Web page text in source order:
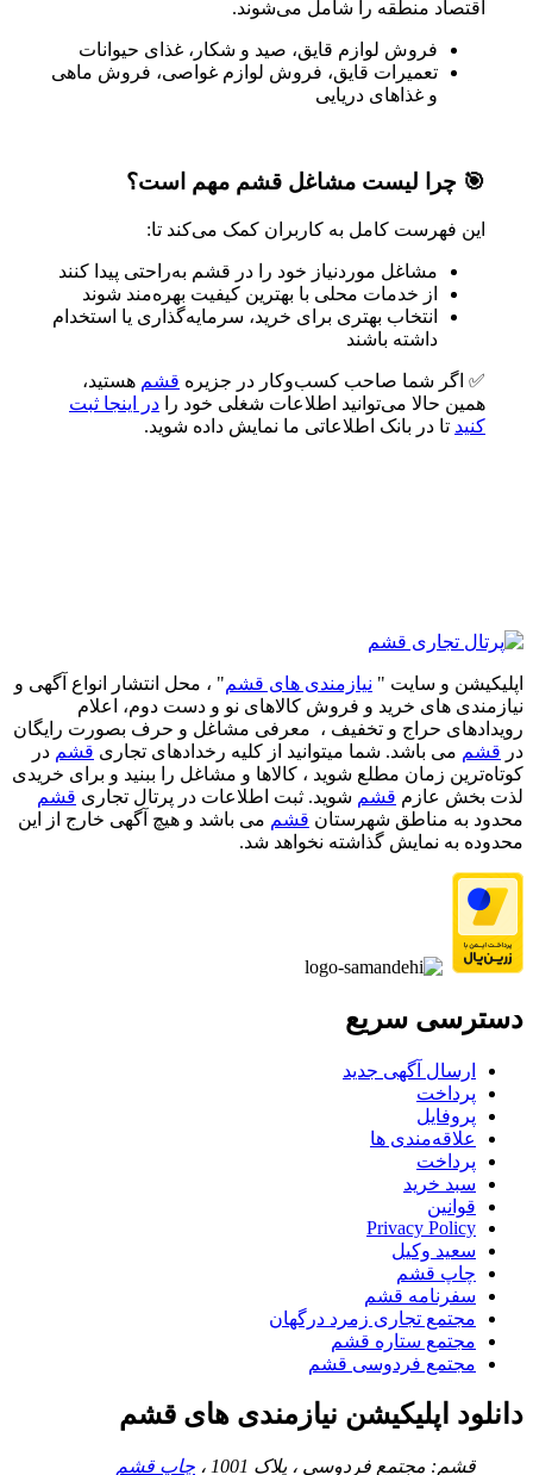
اقتصاد منطقه را شامل می‌شوند.
فروش لوازم قایق، صید و شکار، غذای حیوانات
تعمیرات قایق، فروش لوازم غواصی، فروش ماهی
و غذاهای دریایی
🎯 چرا لیست مشاغل قشم مهم است؟
این فهرست کامل به کاربران کمک می‌کند تا:
مشاغل موردنیاز خود را در قشم به‌راحتی پیدا کنند
از خدمات محلی با بهترین کیفیت بهره‌مند شوند
انتخاب بهتری برای خرید، سرمایه‌گذاری یا استخدام
داشته باشند
✅ اگر شما صاحب کسب‌وکار در جزیره قشم هستید،
همین حالا می‌توانید اطلاعات شغلی خود را در اینجا ثبت
کنید تا در بانک اطلاعاتی ما نمایش داده شوید.
اپلیکیشن و سایت " نیازمندی های قشم" ، محل انتشار انواع آگهی و
نیازمندی های خرید و فروش کالاهای نو و دست‌ دوم، اعلام
رویدادهای حراج و تخفیف ، معرفی مشاغل و حرف بصورت رایگان
در قشم می باشد. شما میتوانید از کلیه رخدادهای تجاری قشم در
کوتاه‌ترین زمان مطلع شوید ، کالاها و مشاغل را ببنید و برای خریدی
لذت بخش عازم قشم شوید. ثبت اطلاعات در پرتال تجاری قشم
محدود به مناطق شهرستان قشم می باشد و هیچ آگهی خارج از این
محدوده به نمایش گذاشته نخواهد شد.
دسترسی سریع
ارسال آگهی جدید
پرداخت
پروفایل
علاقه‌مندی ها
پرداخت
سبد خرید
قوانین
Privacy Policy
سعید وکیل
چاپ قشم
سفرنامه قشم
مجتمع تجاری زمرد درگهان
مجتمع ستاره قشم
مجتمع فردوسی قشم
دانلود اپلیکیشن نیازمندی های قشم
قشم: مجتمع فردوسی ، پلاک 1001 ، چاپ قشم